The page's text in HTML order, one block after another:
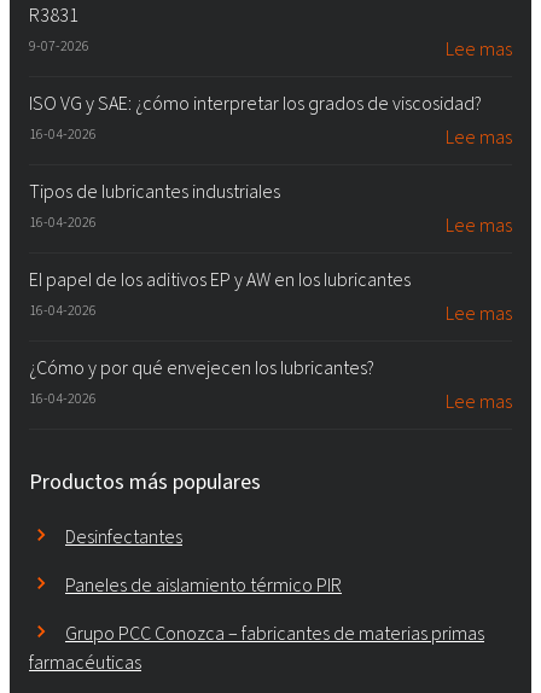
R3831
9-07-2026 Lee mas
ISO VG y SAE: ¿cómo interpretar los grados de viscosidad?
16-04-2026 Lee mas
Tipos de lubricantes industriales
16-04-2026 Lee mas
El papel de los aditivos EP y AW en los lubricantes
16-04-2026 Lee mas
¿Cómo y por qué envejecen los lubricantes?
16-04-2026 Lee mas
Productos más populares
Desinfectantes
Paneles de aislamiento térmico PIR
Grupo PCC Conozca – fabricantes de materias primas
farmacéuticas